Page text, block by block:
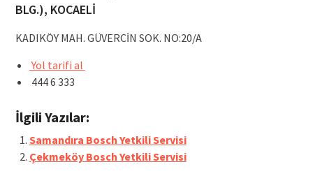
BLG.), KOCAELİ
KADIKÖY MAH. GÜVERCİN SOK. NO:20/A
Yol tarifi al
444 6 333
İlgili Yazılar:
Samandıra Bosch Yetkili Servisi
Çekmeköy Bosch Yetkili Servisi